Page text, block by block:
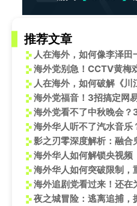
推荐文章